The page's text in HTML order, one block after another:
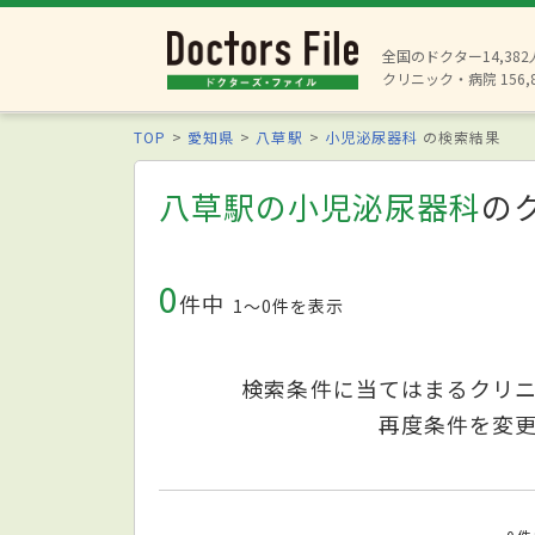
全国のドクター14,382
クリニック・病院
TOP 愛知県 八草駅 小児泌尿器科 の検索結果
八草駅の小児泌尿器科の
0件中 1〜0件を表示
検索条件に当てはまるクリ
再度条件を変